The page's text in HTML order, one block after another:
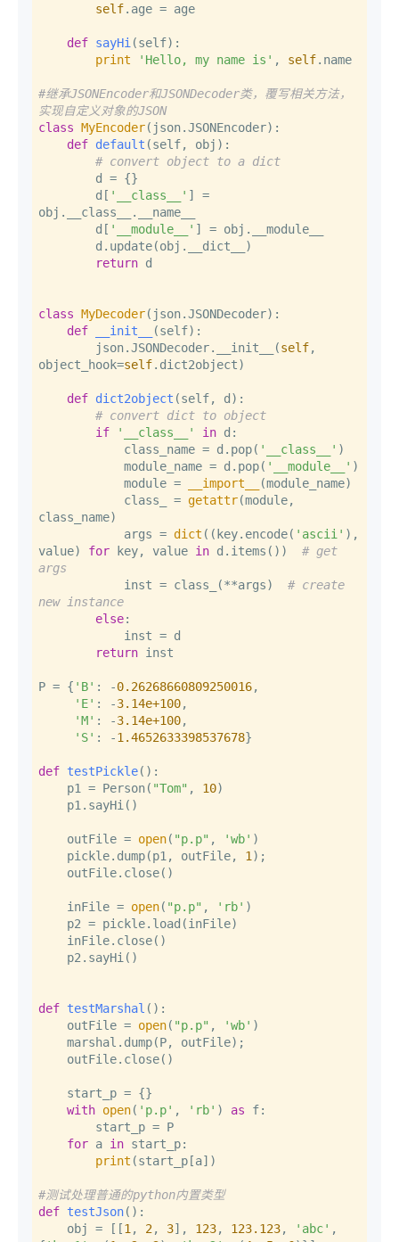
self.age = age
def sayHi (self):
print
'Hello, my name is' , self.name
#继承JSONEncoder和JSONDecoder类，覆写相关方法，
实现自定义对象的JSON
class MyEncoder(json.JSONEncoder):
def default (self, obj ):
# convert object to a dict
        d[
'__class__' ] =
obj.__class__.__name__
        d[
'__module__' ] = obj.__module__
return d
class MyDecoder(json.JSONDecoder):
def
__init__ (self):
        json.JSONDecoder.__init__(
self,
object_hook=self.dict2object)
def dict2object (self, d ):
# convert dict to object
if
'__class__' in d:
            class_name = d.pop(
'__class__' )
            module_name = d.pop(
'__module__' )
            module =
__import__
(module_name)
            class_ =
getattr(module,
class_name)
            args =
dict ((key.encode( 'ascii' ),
value) for key, value in d.items()) # get
args
            inst = class_(**args)
# create
new instance
else:
return inst
P = { 'B' : -0.26268660809250016,
'E' : -3.14e+100,
'M' : -3.14e+100,
'S' : -1.4652633398537678}
def testPickle():
    p1 = Person(
"Tom" , 10)
    outFile =
open( "p.p" , 'wb' )
    pickle.dump(p1, outFile,
1 );
    inFile =
open( "p.p" , 'rb' )
def testMarshal ():
    outFile =
open( "p.p" , 'wb' )
with open( 'p.p' , 'rb' ) as f:
for a in start_p:
print (start_p[a])
#测试处理普通的python内置类型
def testJson():
    obj = [[
1 , 2 , 3], 123, 123.123, 'abc' ,